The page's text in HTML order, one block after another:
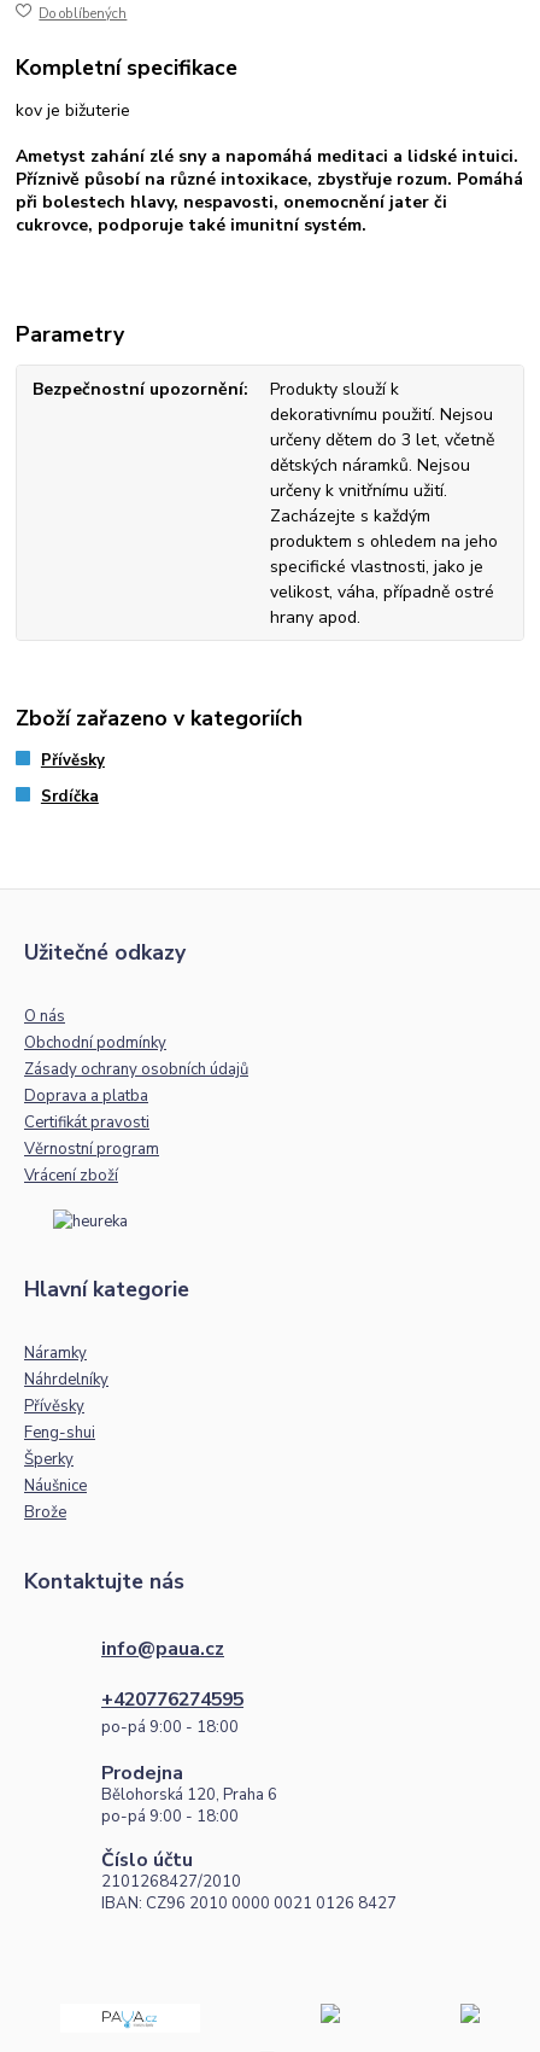
Do oblíbených
Kompletní specifikace
kov je bižuterie
Ametyst zahání zlé sny a napomáhá meditaci a lidské intuici.
Příznivě působí na různé intoxikace, zbystřuje rozum. Pomáhá
při bolestech hlavy, nespavosti, onemocnění jater či
cukrovce, podporuje také imunitní systém.
Parametry
Bezpečnostní upozornění
Produkty slouží k
dekorativnímu použití. Nejsou
určeny dětem do 3 let, včetně
dětských náramků. Nejsou
určeny k vnitřnímu užití.
Zacházejte s každým
produktem s ohledem na jeho
specifické vlastnosti, jako je
velikost, váha, případně ostré
hrany apod.
Zboží zařazeno v kategoriích
Přívěsky
Srdíčka
Užitečné odkazy
O nás
Obchodní podmínky
Zásady ochrany osobních údajů
Doprava a platba
Certifikát pravosti
Věrnostní program
Vrácení zboží
Hlavní kategorie
Náramky
Náhrdelníky
Přívěsky
Feng-shui
Šperky
Náušnice
Brože
Kontaktujte nás
info@paua.cz
+420776274595
po-pá 9:00 - 18:00
Prodejna
Bělohorská 120, Praha 6
po-pá 9:00 - 18:00
Číslo účtu
2101268427/2010
IBAN: CZ96 2010 0000 0021 0126 8427